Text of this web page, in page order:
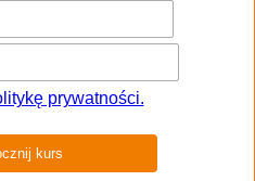
darmowy kurs
prowadzenia wdrożeń.
otrzymasz od nas
wiedzy, która pozwoli
procesie.